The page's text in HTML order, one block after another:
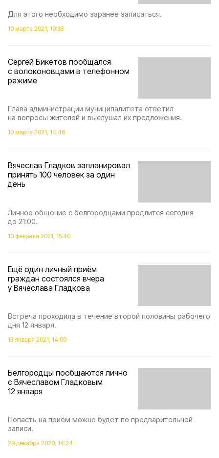
Для этого необходимо заранее записаться.
10 марта 2021, 19:38
Сергей Бикетов пообщался
с волоконовцами в телефонном
режиме
Глава администрации муниципалитета ответил
на вопросы жителей и выслушал их предложения.
10 марта 2021, 14:46
Вячеслав Гладков запланировал
принять 100 человек за один
день
Личное общение с белгородцами продлится сегодня
до 21:00.
10 февраля 2021, 15:40
Ещё один личный приём
граждан состоялся вчера
у Вячеслава Гладкова
Встреча проходила в течение второй половины рабочего
дня 12 января.
13 января 2021, 14:09
Белгородцы пообщаются лично
с Вячеславом Гладковым
12 января
Попасть на приём можно будет по предварительной
записи.
29 декабря 2020, 14:24